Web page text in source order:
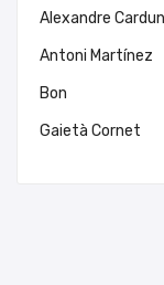
Alexandre
Antoni Martínez
Bon
Gaietà Cornet